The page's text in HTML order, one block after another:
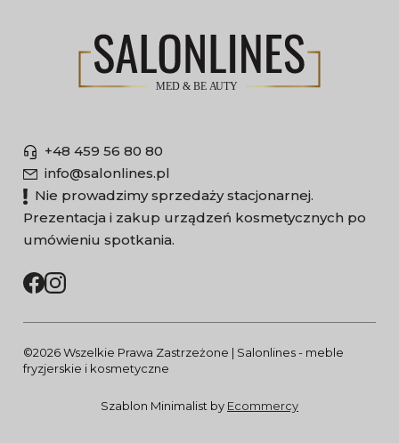
+48 459 56 80 80
info@salonlines.pl
Nie prowadzimy sprzedaży stacjonarnej.
Prezentacja i zakup urządzeń kosmetycznych po
umówieniu spotkania.
©2026 Wszelkie Prawa Zastrzeżone | Salonlines - meble
fryzjerskie i kosmetyczne
Szablon Minimalist by Ecommercy